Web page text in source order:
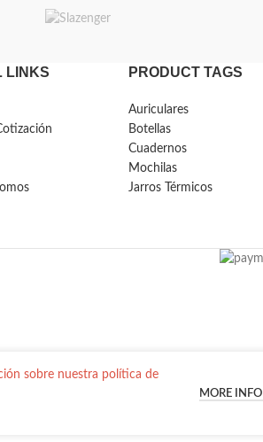
LINKS PRODUCT TAGS
Auriculares
Botellas
Cuadernos
Mochilas
Jarros Térmicos
sobre nuestra política de
MORE INFO